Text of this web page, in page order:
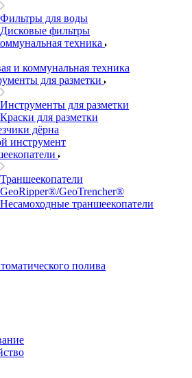
Фильтры для воды
Дисковые фильтры
техника
и коммунальная техника
для разметки
Инструменты для разметки
Краски для разметки
дёрна
инструмент
Траншеекопатели
GeoRipper®/GeoTrencher®
Несамоходные траншеекопатели
полива